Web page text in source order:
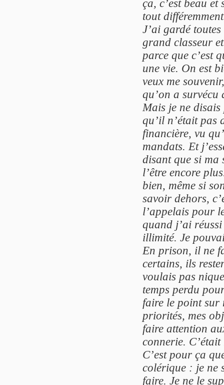
ça, c’est beau
tout
J’ai gardé
grand classeur
parce que c’est
une vie. On est
veux me
qu’on a survécu
Mais je ne
qu’il n’était pas
financière, vu
mandats. Et
disant que si ma
l’être encore
bien, même si
savoir dehors,
l’appelais pour
quand j’ai
illimité. Je
En prison, il ne
certains, ils
voulais pas
temps perdu
faire le point sur
priorités, mes
faire attention
connerie.
C’est pour ça
colérique : je ne
faire. Je ne le